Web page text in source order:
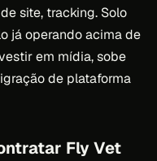
site, tracking. Solo
já operando acima de
em mídia, sobe
de plataforma
Fly Vet